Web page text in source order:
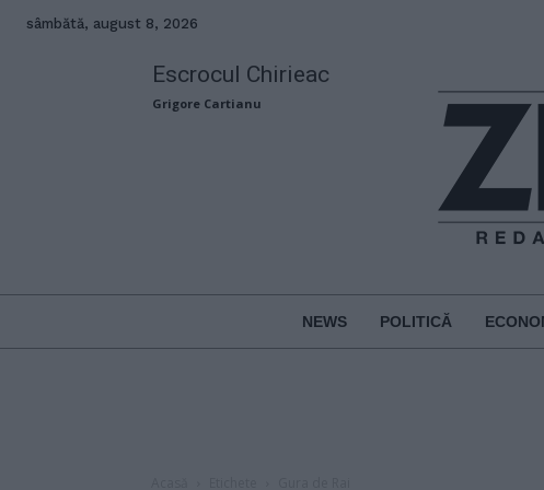
sâmbătă, august 8, 2026
Escrocul Chirieac
Grigore Cartianu
NEWS POLITICĂ